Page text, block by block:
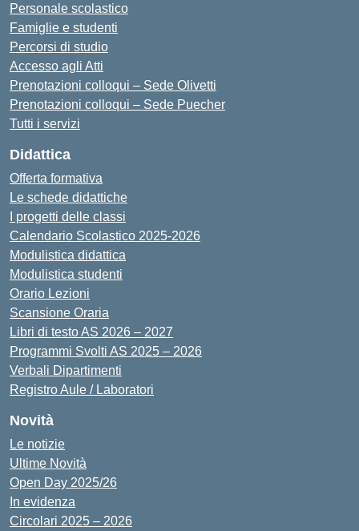
Personale scolastico
Famiglie e studenti
Percorsi di studio
Accesso agli Atti
Prenotazioni colloqui – Sede Olivetti
Prenotazioni colloqui – Sede Puecher
Tutti i servizi
Didattica
Offerta formativa
Le schede didattiche
I progetti delle classi
Calendario Scolastico 2025-2026
Modulistica didattica
Modulistica studenti
Orario Lezioni
Scansione Oraria
Libri di testo AS 2026 – 2027
Programmi Svolti AS 2025 – 2026
Verbali Dipartimenti
Registro Aule / Laboratori
Novità
Le notizie
Ultime Novità
Open Day 2025/26
In evidenza
Circolari 2025 – 2026